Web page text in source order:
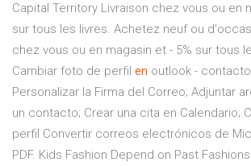
Capital Territory Livraison chez vous ou en
sur tous les livres. Achetez neuf ou
chez vous ou en magasin et - 5% sur tous
Cambiar foto de perfil en outlook -
Personalizar la Firma del Correo; Adjuntar
un contacto; Crear una cita en Calendario;
perfil Convertir correos electrónicos de
PDF. Kids Fashion Depend on Past